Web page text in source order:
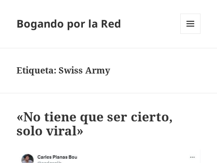
Bogando por la Red
Etiqueta:Swiss Army
«No tiene que ser cierto,
solo viral»